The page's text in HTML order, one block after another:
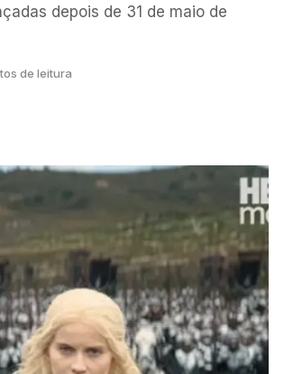
depois de 31 de maio de
de leitura